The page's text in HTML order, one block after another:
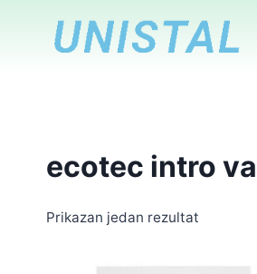
ecotec intro
Prikazan jedan rezultat